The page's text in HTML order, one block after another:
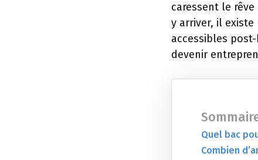
caressent le
y arriver, il
accessibles
devenir
Quel bac
Combien